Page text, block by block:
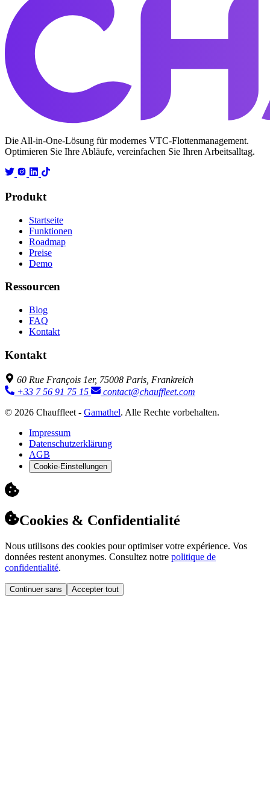
Die All-in-One-Lösung für modernes VTC-Flottenmanagement.
Optimieren Sie Ihre Abläufe, vereinfachen Sie Ihren Arbeitsalltag.
Produkt
Startseite
Funktionen
Roadmap
Preise
Demo
Ressourcen
Blog
FAQ
Kontakt
Kontakt
60 Rue François 1er, 75008 Paris, Frankreich
+33 7 56 91 75 15
contact@chauffleet.com
© 2026 Chauffleet - Gamathel. Alle Rechte vorbehalten.
Impressum
Datenschutzerklärung
AGB
Cookie-Einstellungen
Cookies & Confidentialité
Nous utilisons des cookies pour optimiser votre expérience. Vos
données restent anonymes. Consultez notre politique de
confidentialité.
Continuer sans Accepter tout